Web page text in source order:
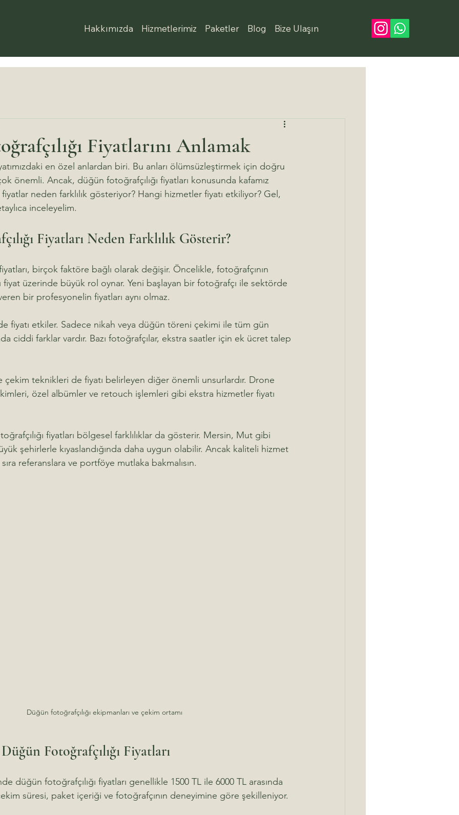
Hakkımızda Hizmetlerimiz Paketler Blog Bize Ulaşın
Fiyatlarını Anlamak
en özel anlardan biri. Bu anları ölümsüzleştirmek için doğru
önemli. Ancak, düğün fotoğrafçılığı fiyatları konusunda kafamız
fiyatlar neden farklılık gösteriyor? Hangi hizmetler fiyatı etkiliyor? Gel,
inceleyelim.
Fiyatları Neden Farklılık Gösterir?
birçok faktöre bağlı olarak değişir. Öncelikle, fotoğrafçının
üzerinde büyük rol oynar. Yeni başlayan bir fotoğrafçı ile sektörde
bir profesyonelin fiyatları aynı olmaz.
fiyatı etkiler. Sadece nikah veya düğün töreni çekimi ile tüm gün
ciddi farklar vardır. Bazı fotoğrafçılar, ekstra saatler için ek ücret talep
çekim teknikleri de fiyatı belirleyen diğer önemli unsurlardır. Drone
özel albümler ve retouch işlemleri gibi ekstra hizmetler fiyatı
fiyatları bölgesel farklılıklar da gösterir. Mersin, Mut gibi
şehirlerle kıyaslandığında daha uygun olabilir. Ancak kaliteli hizmet
sıra referanslara ve portföye mutlaka bakmalısın.
Düğün fotoğrafçılığı ekipmanları ve çekim ortamı
Fotoğrafçılığı Fiyatları
düğün fotoğrafçılığı fiyatları genellikle 1500 TL ile 6000 TL arasında
süresi, paket içeriği ve fotoğrafçının deneyimine göre şekilleniyor.